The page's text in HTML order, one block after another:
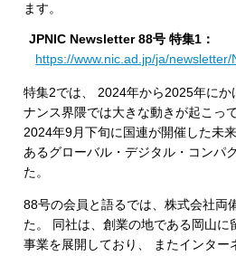
ます。
JPNIC Newsletter 88号 特集1：
https://www.nic.ad.jp/ja/
特集2では、 2024年から2025年に
ナンス界隈では大きな動きが起こっ
2024年9月下旬に国連が開催した未
あるグローバル・デジタル・コンパ
た。
88号の会員と語るでは、株式会社両
た。 同社は、創業の地である岡山に
事業を展開しており、 またインター